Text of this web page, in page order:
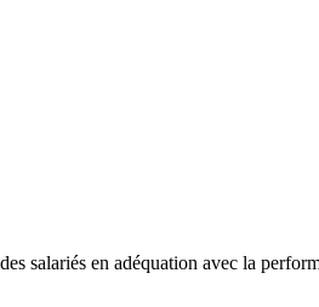
salariés en adéquation avec la